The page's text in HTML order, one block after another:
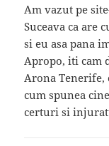
Am vazut pe
Suceava ca are
si eu asa pana
Apropo, iti cam
Arona Tenerife,
cum spunea
certuri si